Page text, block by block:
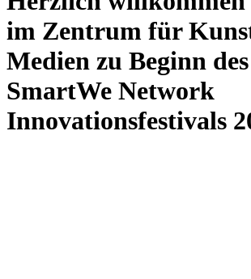
im Zentrum für
Medien zu Beginn des
SmartWe Network
Innovationsfestivals